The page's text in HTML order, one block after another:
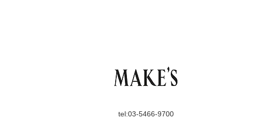
tel:03-5466-9700